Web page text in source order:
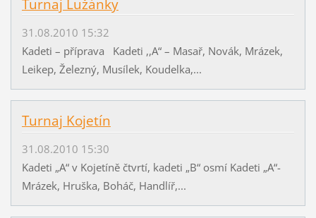
Turnaj Lužánky
31.08.2010 15:32
Kadeti – příprava Kadeti ,,A“ – Masař, Novák, Mrázek,
Leikep, Železný, Musílek, Koudelka,...
Turnaj Kojetín
31.08.2010 15:30
Kadeti „A“ v Kojetíně čtvrtí, kadeti „B“ osmí Kadeti „A“-
Mrázek, Hruška, Boháč, Handlíř,...